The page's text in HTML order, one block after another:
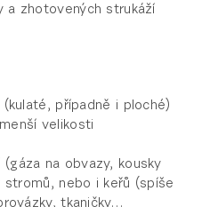
a zhotovených strukáží
případně i ploché)
velikosti
na obvazy, kousky
stromů, nebo i keřů (spíše
tkaničky…